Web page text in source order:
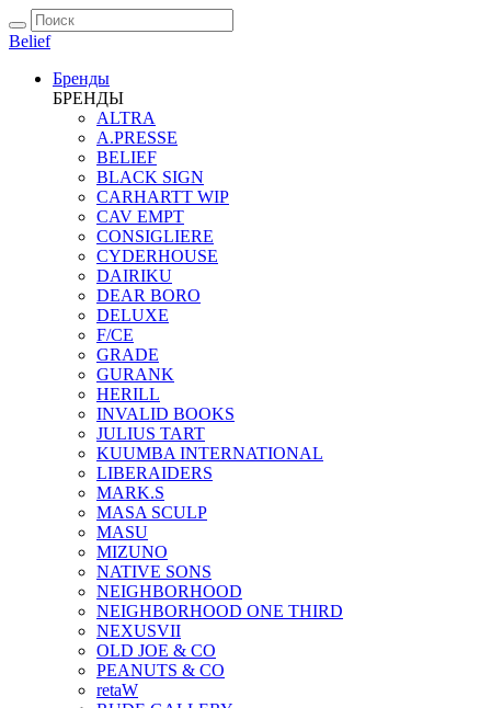
Belief
Бренды
БРЕНДЫ
ALTRA
A.PRESSE
BELIEF
BLACK SIGN
CARHARTT WIP
CAV EMPT
CONSIGLIERE
CYDERHOUSE
DAIRIKU
DEAR BORO
DELUXE
F/CE
GRADE
GURANK
HERILL
INVALID BOOKS
JULIUS TART
KUUMBA INTERNATIONAL
LIBERAIDERS
MARK.S
MASA SCULP
MASU
MIZUNO
NATIVE SONS
NEIGHBORHOOD
NEIGHBORHOOD ONE THIRD
NEXUSVII
OLD JOE & CO
PEANUTS & CO
retaW